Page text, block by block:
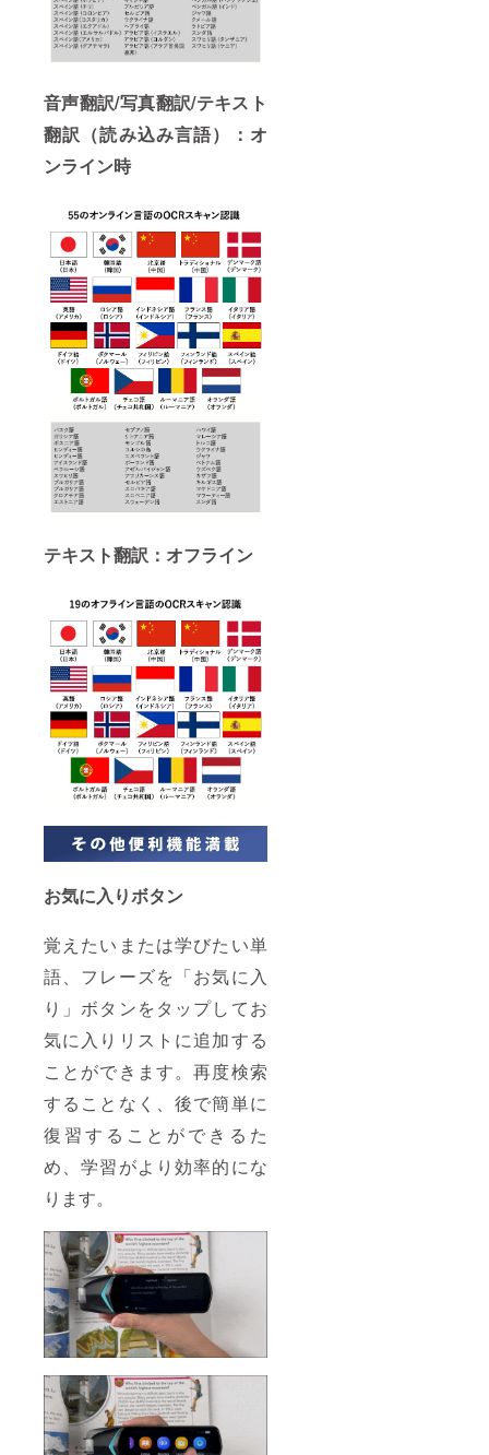
音声翻訳/写真翻訳/テキスト
翻訳（読み込み言語）：オ
ンライン時
テキスト翻訳：オフライン
お気に入りボタン
覚えたいまたは学びたい単
語、フレーズを「お気に入
り」ボタンをタップしてお
気に入りリストに追加する
ことができます。再度検索
することなく、後で簡単に
復習することができるた
め、学習がより効率的にな
ります。